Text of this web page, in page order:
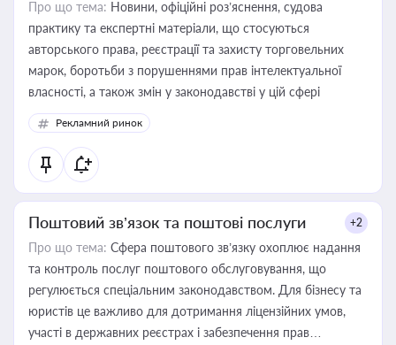
Про що тема: Новини, офіційні роз’яснення, судова
практику та експертні матеріали, що стосуються
авторського права, реєстрації та захисту торговельних
марок, боротьби з порушеннями прав інтелектуальної
власності, а також змін у законодавстві у цій сфері
Рекламний ринок
Поштовий зв’язок та поштові послуги +2
Про що тема: Сфера поштового зв’язку охоплює надання
та контроль послуг поштового обслуговування, що
регулюється спеціальним законодавством. Для бізнесу та
юристів це важливо для дотримання ліцензійних умов,
участі в державних реєстрах і забезпечення прав